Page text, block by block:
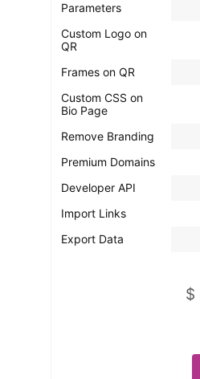
Parameters
Custom Logo on
QR
Frames on QR
Custom CSS on
Bio Page
Remove Branding
Premium Domains
Developer API
Import Links
Export Data
$